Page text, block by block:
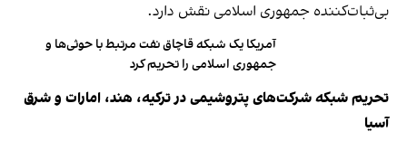
بی‌ثبات‌کننده جمهوری اسلامی نقش دارد.
آمریکا یک شبکه قاچاق نفت مرتبط با حوثی‌ها و
جمهوری اسلامی را تحریم کرد
تحریم شبکه شرکت‌های پتروشیمی در ترکیه، هند، امارات و شرق
آسیا